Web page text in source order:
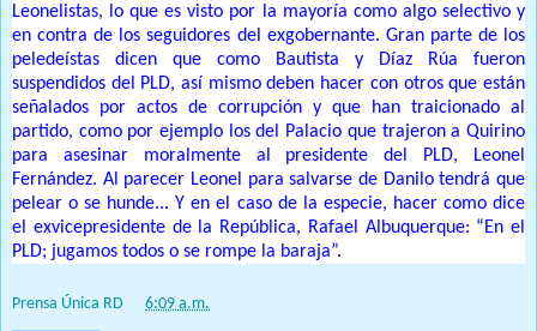
Leonelistas, lo que es visto por la mayoría como algo selectivo y
en contra de los seguidores del exgobernante. Gran parte de los
peledeístas dicen que como Bautista y Díaz Rúa fueron
suspendidos del PLD, así mismo deben hacer con otros que están
señalados por actos de corrupción y que han traicionado al
partido, como por ejemplo los del Palacio que trajeron a Quirino
para asesinar moralmente al presidente del PLD, Leonel
Fernández. Al parecer Leonel para salvarse de Danilo tendrá que
pelear o se hunde... Y en el caso de la especie, hacer como dice
el exvicepresidente de la República, Rafael Albuquerque: “En el
PLD; jugamos todos o se rompe la baraja”.
Prensa Única RD 6:09 a.m.